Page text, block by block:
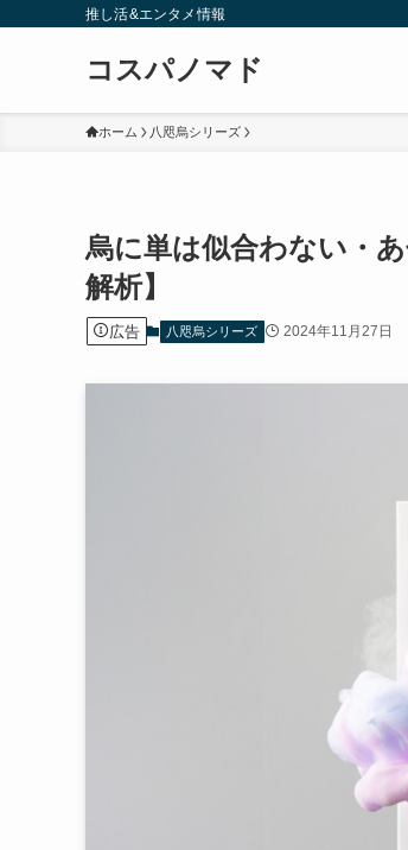
推し活&エンタメ情報
コスパノマド
ホーム 八咫烏シリーズ
烏に単は似合わない・
解析】
広告 八咫烏シリーズ 2024年11月27日